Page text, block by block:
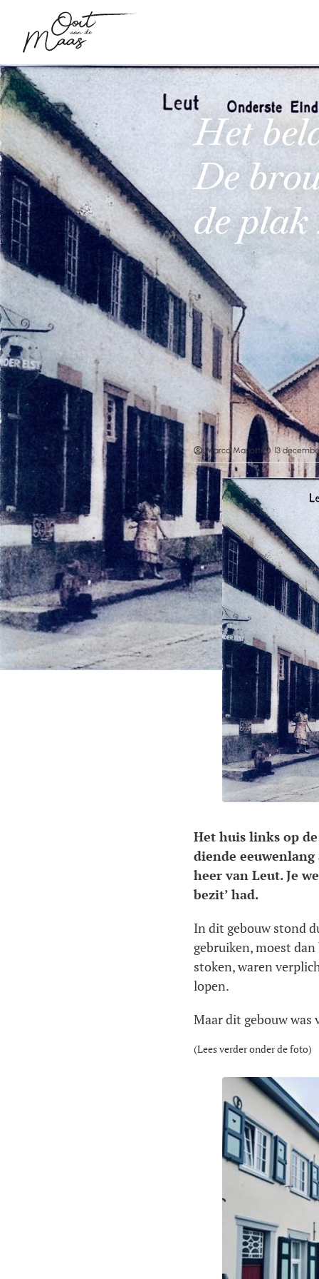
Het
De
de plak
Marco Mariotti 13
Het huis links op
diende
heer van Leut. Je
bezit’ had.
In dit gebouw stond
gebruiken, moest
stoken, waren
lopen.
Maar dit gebouw was
(Lees verder onder de foto)